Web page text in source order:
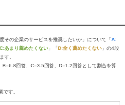
その企業のサービスを推奨したいか」について「A:
C:あまり薦めたくない 」「D:全く薦めたくない 」の4段
す。
8回答、C=3-5回答、D=1-2回答として割合を算
です。